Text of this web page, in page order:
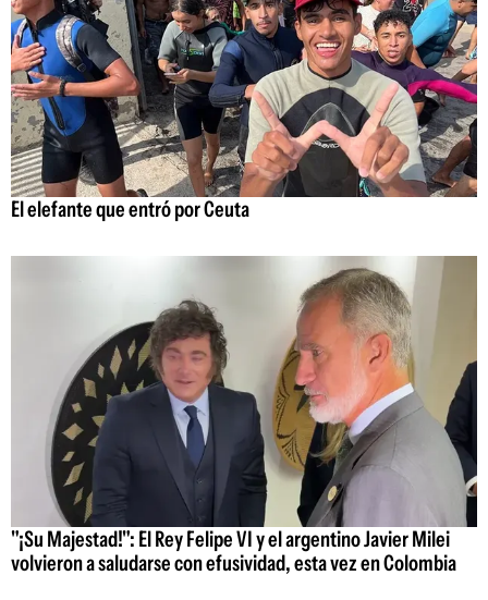
El elefante que entró por Ceuta
"¡Su Majestad!": El Rey Felipe VI y el argentino Javier Milei
volvieron a saludarse con efusividad, esta vez en Colombia